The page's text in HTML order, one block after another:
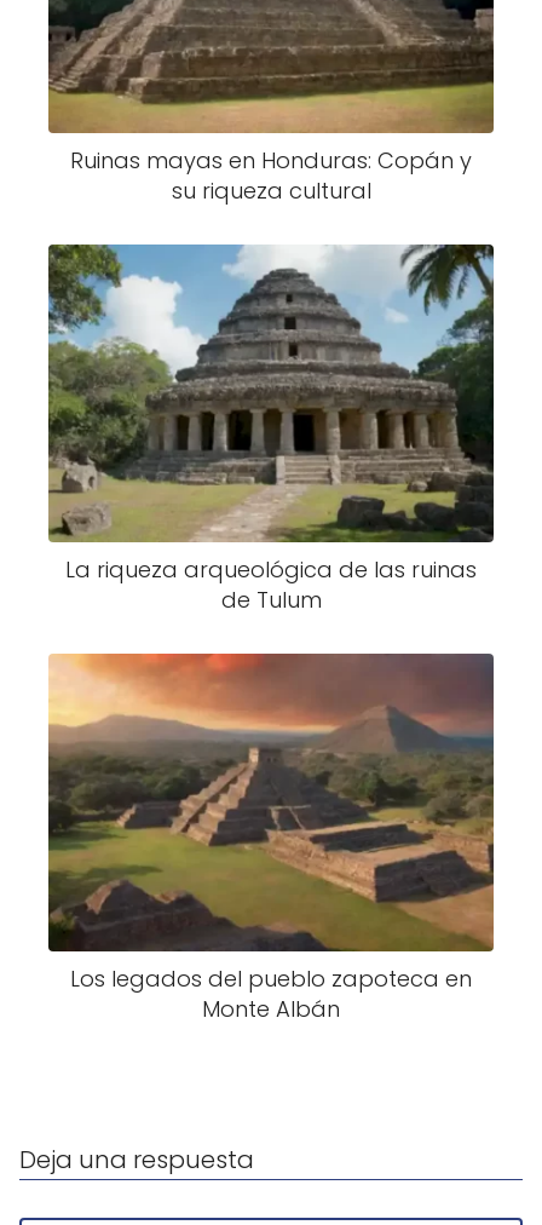
Ruinas mayas en Honduras: Copán y
su riqueza cultural
La riqueza arqueológica de las ruinas
de Tulum
Los legados del pueblo zapoteca en
Monte Albán
Deja una respuesta